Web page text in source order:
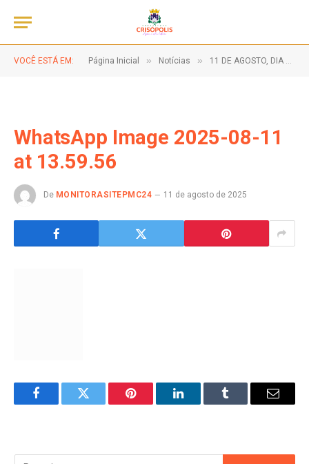
VOCÊ ESTÁ EM: Página Inicial » Notícias » 11 DE AGOSTO, DIA DO ESTUDANTE!
WhatsApp Image 2025-08-11
at 13.59.56
De MONITORASITEPMC24 11 de agosto de 2025
FacebookTwitter Pinterest LinkedInTumblr Email